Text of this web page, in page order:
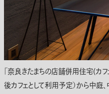
「奈良きたまちの店舗併用住宅(カフ
後カフェとして利用予定）から中庭